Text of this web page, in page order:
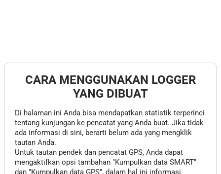
CARA MENGGUNAKAN LOGGER
YANG DIBUAT
Di halaman ini Anda bisa mendapatkan statistik terperinci
tentang kunjungan ke pencatat yang Anda buat. Jika tidak
ada informasi di sini, berarti belum ada yang mengklik
tautan Anda.
Untuk tautan pendek dan pencatat GPS, Anda dapat
mengaktifkan opsi tambahan "Kumpulkan data SMART"
dan "Kumpulkan data GPS", dalam hal ini informasi